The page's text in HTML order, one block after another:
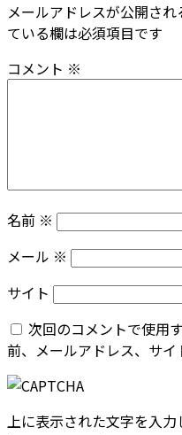
メールアドレスが公開され
ている欄は必須項目です
コメント ※
名前 ※
メール ※
サイト
次回のコメントで使用
前、メールアドレス、サイ
上に表示された文字を入力